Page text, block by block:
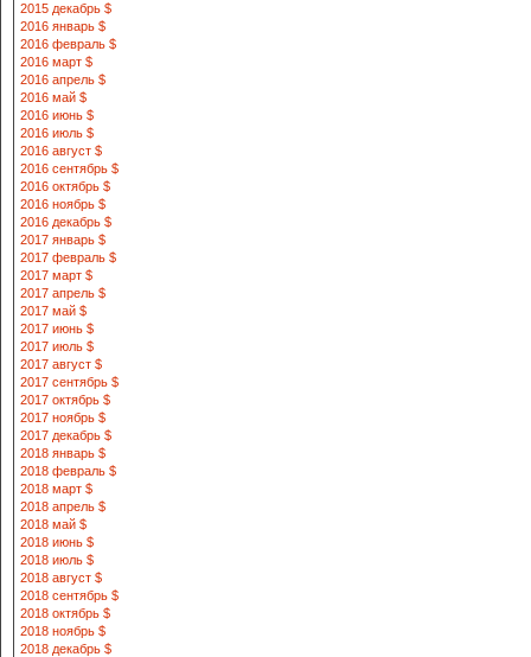
2015 декабрь $
2016 январь $
2016 февраль $
2016 март $
2016 апрель $
2016 май $
2016 июнь $
2016 июль $
2016 август $
2016 сентябрь $
2016 октябрь $
2016 ноябрь $
2016 декабрь $
2017 январь $
2017 февраль $
2017 март $
2017 апрель $
2017 май $
2017 июнь $
2017 июль $
2017 август $
2017 сентябрь $
2017 октябрь $
2017 ноябрь $
2017 декабрь $
2018 январь $
2018 февраль $
2018 март $
2018 апрель $
2018 май $
2018 июнь $
2018 июль $
2018 август $
2018 сентябрь $
2018 октябрь $
2018 ноябрь $
2018 декабрь $